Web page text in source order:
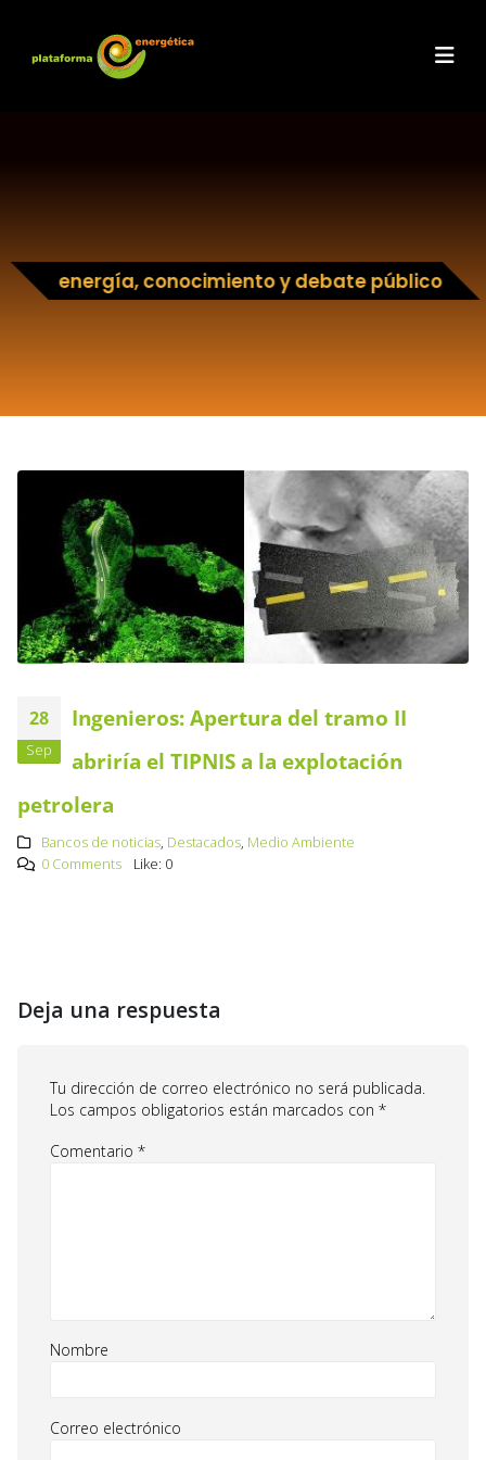
energía, conocimiento y debate público
28
Sep
Ingenieros: Apertura del tramo II
abriría el TIPNIS a la explotación
petrolera
Bancos de noticias, Destacados, Medio Ambiente
0 Comments
Like: 0
Deja una respuesta
Tu dirección de correo electrónico no será publicada.
Los campos obligatorios están marcados con *
Comentario *
Nombre
Correo electrónico